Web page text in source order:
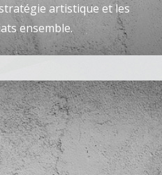
artistique et les
ensemble.